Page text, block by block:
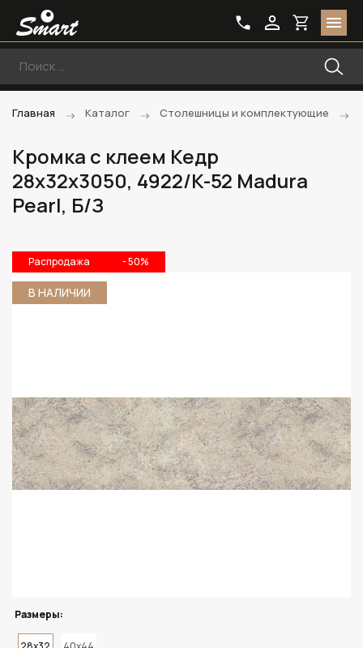
Главная Каталог Столешницы и комплектующие
Кромка с клеем Кедр
28х32х3050, 4922/K-52 Madura
Pearl, Б/З
Распродажа - 50%
В НАЛИЧИИ
Размеры: